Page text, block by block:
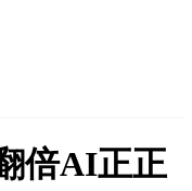
倍AI正正